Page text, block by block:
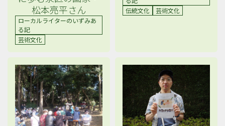
松本亮平さん
ローカルライターのいずみあ
る記
芸術文化
伝統文化
芸術文化